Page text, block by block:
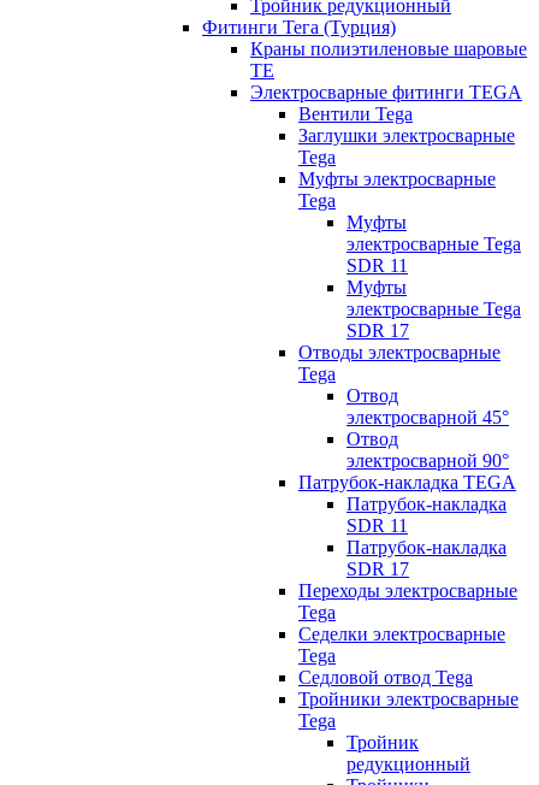
Тройник редукционный
Фитинги Тега (Турция)
Краны полиэтиленовые шаровые
TE
Электросварные фитинги TEGA
Вентили Tega
Заглушки электросварные
Tega
Муфты электросварные
Tega
Муфты
электросварные Tega
SDR 11
Муфты
электросварные Tega
SDR 17
Отводы электросварные
Tega
Отвод
электросварной 45°
Отвод
электросварной 90°
Патрубок-накладка TEGA
Патрубок-накладка
SDR 11
Патрубок-накладка
SDR 17
Переходы электросварные
Tega
Седелки электросварные
Tega
Седловой отвод Tega
Тройники электросварные
Tega
Тройник
редукционный